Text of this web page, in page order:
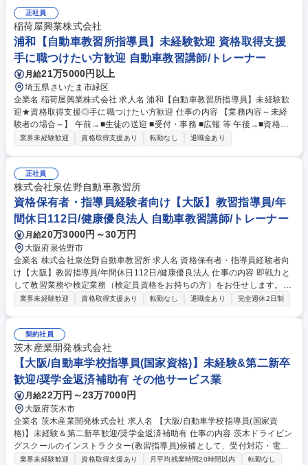
正社員
稲荷屋興業株式会社
浦和【自動車教習所指導員】未経験歓迎 資格取得支援
手に職つけたい方歓迎 自動車教習講師/トレーナー
月給21万5000円以上
埼玉県さいたま市緑区
企業名 稲荷屋興業株式会社 求人名 浦和【自動車教習所指導員】未経験歓
迎★資格取得支援◎手に職つけたい方歓迎 仕事の内容 【業務内容～未経
験者の場合～】 午前→■生徒の送迎 ■受付・事務 ■広報 等 午後→■資格取
得に向けての勉強（資格取得にかかる目安期間：約5カ月） 【指導イメー
ます！ 未経験からでも活躍できる環境が整っていますので安心してご応募
ください！ 募集職種 浦和【自動車教習所指導員】未経験歓迎★資格取得
支援◎手に職つけたい方歓迎
業界未経験歓迎 資格取得支援あり 転勤なし 退職金あり
正社員
株式会社泉佐野自動車教習所
資格保有者・指導員経験者向け【大阪】教習指導員/年
間休日112日/健康優良法人 自動車教習講師/トレーナー
月給20万3000円～30万円
大阪府泉佐野市
企業名 株式会社泉佐野自動車教習所 求人名 資格保有者・指導員経験者向
け【大阪】教習指導員/年間休日112日/健康優良法人 仕事の内容 即戦力と
して教習業務や検定業務（検定員資格をお持ちの方）をお任せします。自
動車の他、作業資格やドローンの講師を目指したり、来所されるインバウ
や専用アプリで管理。記載や押印の手間がなくインターバルも有効に利用
できます。また、自動車教習所の枠を超え、レンタルバイクやキャンピン
グカー、ドローンスクールや作業資格取得など、多くのお客様に安全とと
もにサービスを提供。立地を生かし、増加するインバウンド客や外国人に
も対応。他にない面白さが、ここにはあります。 募集職種 資格保有者・
指導員経験者向け【大阪】教習指導員/年間休日112日/健康優良法人
業界未経験歓迎 資格取得支援あり 転勤なし 退職金あり 完全週休2日制
契約社員
茨木産業開発株式会社
【大阪/自動車学校指導員(国家資格)】未経験&第二新卒
歓迎/奨学金返済補助有 その他サービス業
月給22万円～23万7000円
大阪府茨木市
企業名 茨木産業開発株式会社 求人名 【大阪/自動車学校指導員(国家資
格)】未経験＆第二新卒歓迎/奨学金返済補助有 仕事の内容 茨木ドライビン
グスクールのインストラクター(教習指導員)候補として、受付対応・電話
対応・講習補助をお任せします。資格取得後(半年目安)は教習生への指導
業界未経験歓迎 資格取得支援あり 月平均残業時間20時間以内
転勤なし